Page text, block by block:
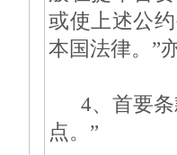
或使上述公
本国法律。”
4、首要条
点。”